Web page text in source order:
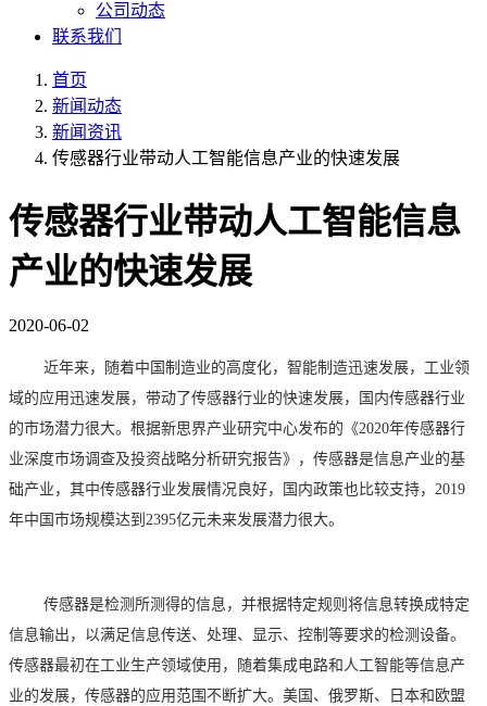
公司动态
联系我们
首页
新闻动态
新闻资讯
传感器行业带动人工智能信息产业的快速发展
传感器行业带动人工智能信息
产业的快速发展
2020-06-02
近年来，随着中国制造业的高度化，智能制造迅速发展，工业领
域的应用迅速发展，带动了传感器行业的快速发展，国内传感器行业
的市场潜力很大。根据新思界产业研究中心发布的《2020年传感器行
业深度市场调查及投资战略分析研究报告》，传感器是信息产业的基
础产业，其中传感器行业发展情况良好，国内政策也比较支持，2019
年中国市场规模达到2395亿元未来发展潜力很大。
传感器是检测所测得的信息，并根据特定规则将信息转换成特定
信息输出，以满足信息传送、处理、显示、控制等要求的检测设备。
传感器最初在工业生产领域使用，随着集成电路和人工智能等信息产
业的发展，传感器的应用范围不断扩大。美国、俄罗斯、日本和欧盟